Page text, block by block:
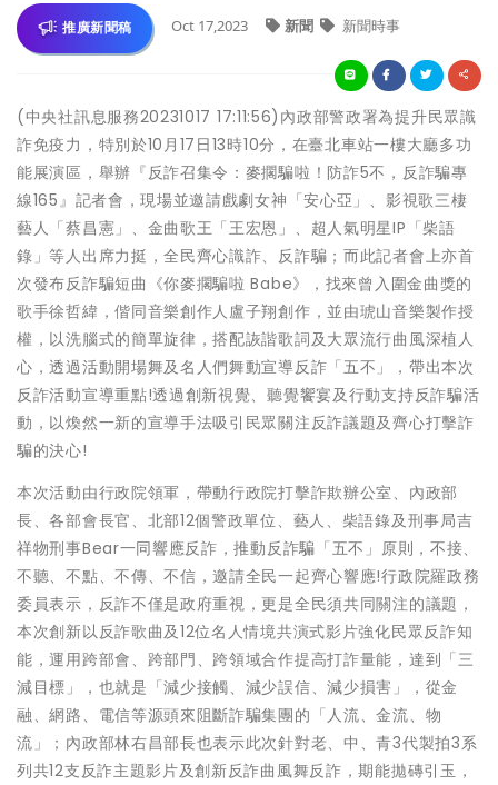
推廣新聞稿 Oct 17,2023 新聞 新聞時事
(中央社訊息服務20231017 17:11:56)內政部警政署為提升民眾識
詐免疫力，特別於10月17日13時10分，在臺北車站一樓大廳多功
能展演區，舉辦『反詐召集令：麥擱騙啦！防詐5不，反詐騙專
線165』記者會，現場並邀請戲劇女神「安心亞」、影視歌三棲
藝人「蔡昌憲」、金曲歌王「王宏恩」、超人氣明星IP「柴語
錄」等人出席力挺，全民齊心識詐、反詐騙；而此記者會上亦首
次發布反詐騙短曲《你麥擱騙啦 Babe》，找來曾入圍金曲獎的
歌手徐哲緯，偕同音樂創作人盧子翔創作，並由琥山音樂製作授
權，以洗腦式的簡單旋律，搭配詼諧歌詞及大眾流行曲風深植人
心，透過活動開場舞及名人們舞動宣導反詐「五不」，帶出本次
反詐活動宣導重點!透過創新視覺、聽覺饗宴及行動支持反詐騙活
動，以煥然一新的宣導手法吸引民眾關注反詐議題及齊心打擊詐
騙的決心!
本次活動由行政院領軍，帶動行政院打擊詐欺辦公室、內政部
長、各部會長官、北部12個警政單位、藝人、柴語錄及刑事局吉
祥物刑事Bear一同響應反詐，推動反詐騙「五不」原則，不接、
不聽、不點、不傳、不信，邀請全民一起齊心響應!行政院羅政務
委員表示，反詐不僅是政府重視，更是全民須共同關注的議題，
本次創新以反詐歌曲及12位名人情境共演式影片強化民眾反詐知
能，運用跨部會、跨部門、跨領域合作提高打詐量能，達到「三
減目標」，也就是「減少接觸、減少誤信、減少損害」，從金
融、網路、電信等源頭來阻斷詐騙集團的「人流、金流、物
流」；內政部林右昌部長也表示此次針對老、中、青3代製拍3系
列共12支反詐主題影片及創新反詐曲風舞反詐，期能拋磚引玉，